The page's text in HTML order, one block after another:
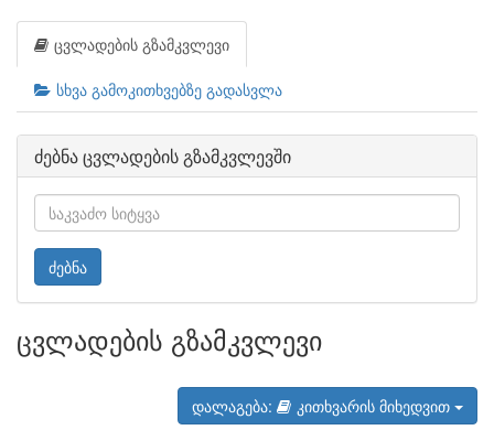
ცვლადების გზამკვლევი
სხვა გამოკითხვებზე გადასვლა
ძებნა ცვლადების გზამკვლევში
ძებნა
ცვლადების გზამკვლევი
დალაგება: კითხვარის მიხედვით